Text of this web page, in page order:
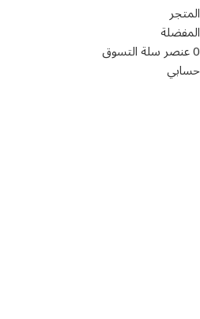
المتجر
المفضلة
0عنصرسلة التسوق
حسابي